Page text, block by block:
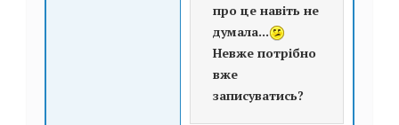
про це навіть не
думала...
Невже потрібно
вже
записуватись?